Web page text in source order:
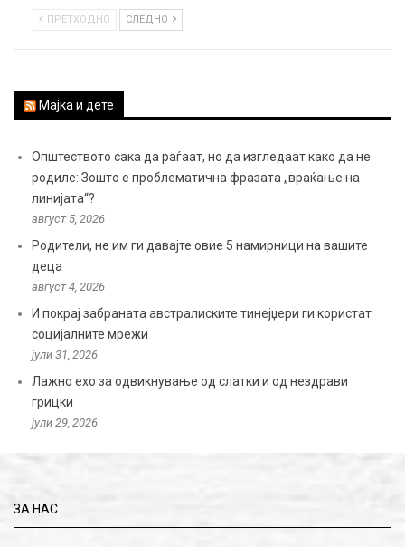
ПРЕТХОДНО СЛЕДНО
Мајка и дете
Општеството сака да раѓаат, но да изгледаат како да не
родиле: Зошто е проблематична фразата „враќање на
линијата“?
август 5, 2026
Родители, не им ги давајте овие 5 намирници на вашите
деца
август 4, 2026
И покрај забраната австралиските тинејџери ги користат
социјалните мрежи
јули 31, 2026
Лажно ехо за одвикнување од слатки и од нездрави
грицки
јули 29, 2026
ЗА НАС